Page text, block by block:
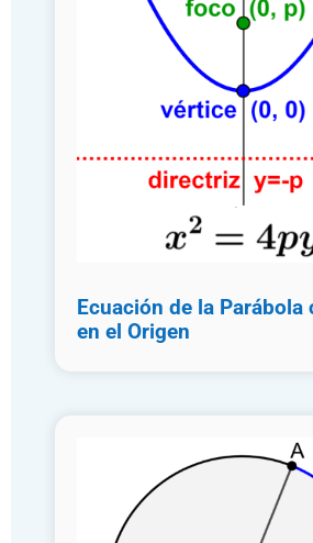
Ecuación de la Parábola
en el Origen